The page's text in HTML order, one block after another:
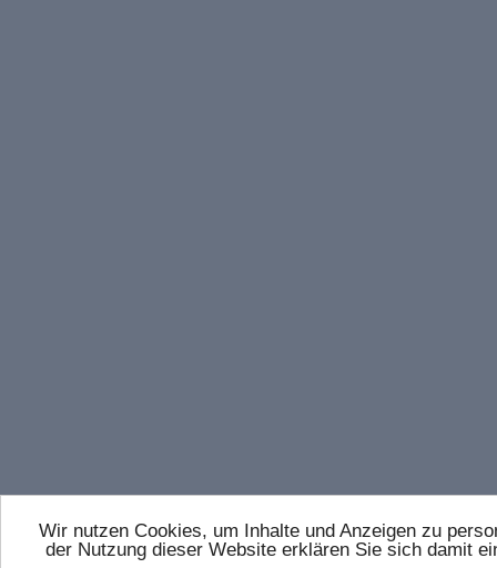
Wir nutzen Cookies, um Inhalte und Anzeigen zu
der Nutzung dieser Website erklären Sie sich damit